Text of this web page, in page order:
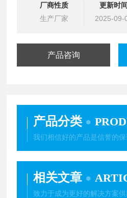
厂商性质
生产厂家
更新时间
2025-09-
产品咨询
产品分类
我们相信好的产品是信誉的保
相关文章
致力于成为更好的解决方案供